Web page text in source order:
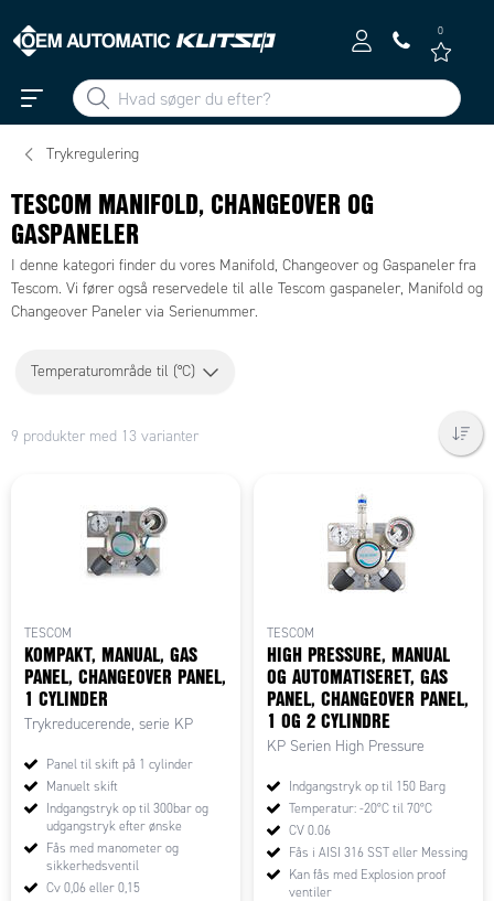
0
Trykregulering
TESCOM MANIFOLD, CHANGEOVER OG
GASPANELER
I denne kategori finder du vores Manifold, Changeover og Gaspaneler fra
Tescom. Vi fører også reservedele til alle Tescom gaspaneler, Manifold og
Changeover Paneler via Serienummer.
Temperaturområde til (°C)
9 produkter med 13 varianter
TESCOM
KOMPAKT, MANUAL, GAS
PANEL, CHANGEOVER PANEL,
1 CYLINDER
Trykreducerende, serie KP
Panel til skift på 1 cylinder
Manuelt skift
Indgangstryk op til 300bar og
udgangstryk efter ønske
Fås med manometer og
sikkerhedsventil
Cv 0,06 eller 0,15
TESCOM
HIGH PRESSURE, MANUAL
OG AUTOMATISERET, GAS
PANEL, CHANGEOVER PANEL,
1 OG 2 CYLINDRE
KP Serien High Pressure
Indgangstryk op til 150 Barg
Temperatur: -20°C til 70°C
CV 0.06
Fås i AISI 316 SST eller Messing
Kan fås med Explosion proof
ventiler